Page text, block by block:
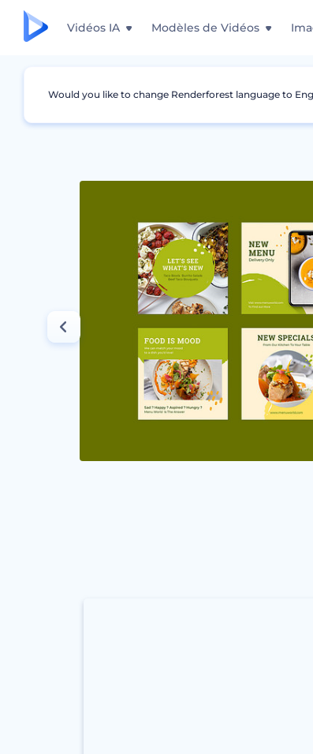
Vidéos IA Modèles de Vidéos
Graphismes Story Instagram Set
Would you like to change Renderforest language to